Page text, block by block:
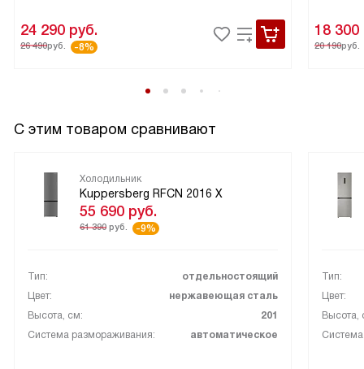
24 290 руб.
26 490руб. -8%
18 300
20 190руб.
С этим товаром сравнивают
Холодильник
Kuppersberg RFCN 2016 X
55 690 руб.
61 390 руб. -9%
Тип:
отдельностоящий
Цвет:
нержавеющая сталь
Высота, см:
201
Система размораживания:
автоматическое
Тип:
Цвет:
Высота,